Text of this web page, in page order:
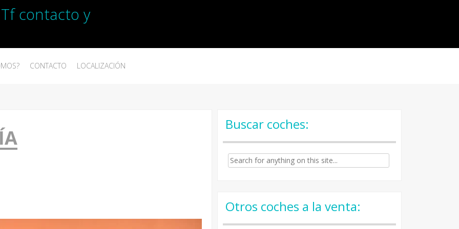
contacto y
CONTACTO LOCALIZACIÓN
Buscar coches:
Search
for:
Otros coches a la venta: